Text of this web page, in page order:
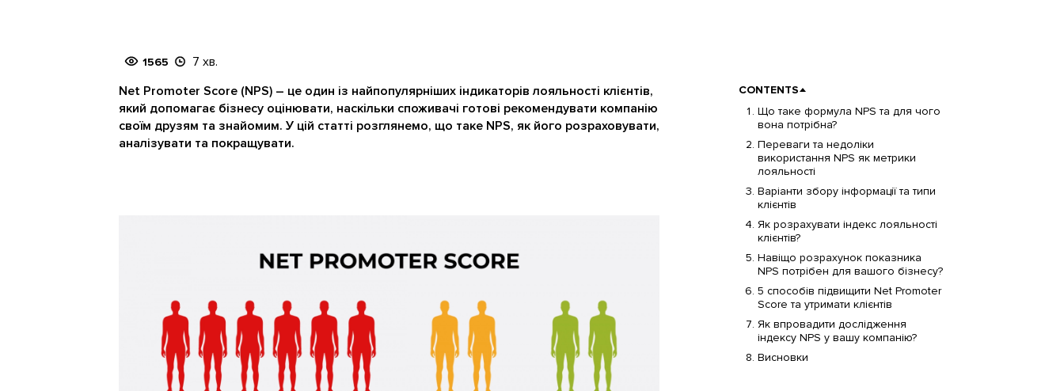
1565 7 хв.
CONTENTS
Що таке формула NPS та для чого
вона потрібна?
Переваги та недоліки
використання NPS як метрики
лояльності
Варіанти збору інформації та типи
клієнтів
Як розрахувати індекс лояльності
клієнтів?
Навіщо розрахунок показника
NPS потрібен для вашого бізнесу?
5 способів підвищити Net Promoter
Score та утримати клієнтів
Як впровадити дослідження
індексу NPS у вашу компанію?
Висновки
Net Promoter Score (NPS) – це один із найпопулярніших індикаторів лояльності клієнтів,
який допомагає бізнесу оцінювати, наскільки споживачі готові рекомендувати компанію
своїм друзям та знайомим. У цій статті розглянемо, що таке NPS, як його розраховувати,
аналізувати та покращувати.